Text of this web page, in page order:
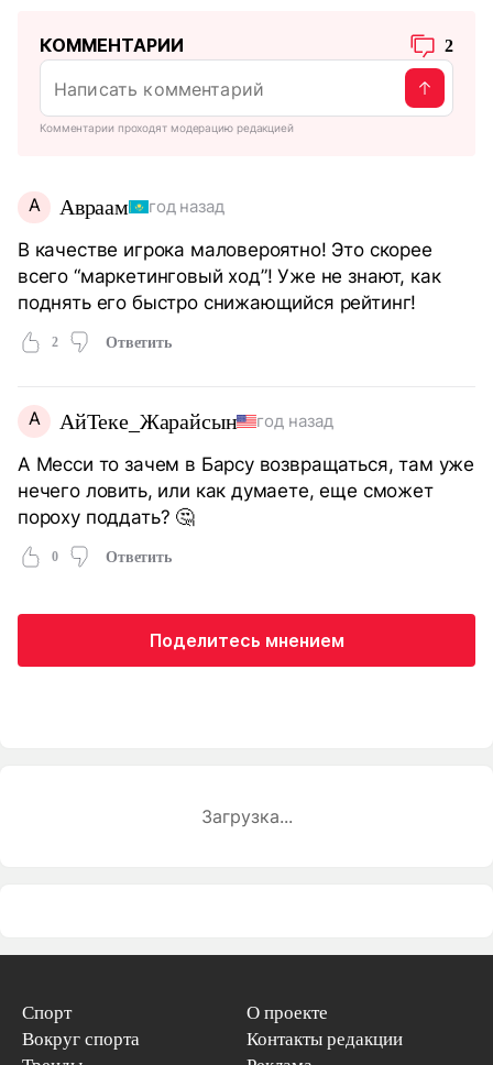
КОММЕНТАРИИ 2
Комментарии проходят модерацию редакцией
А Авраам год назад
В качестве игрока маловероятно! Это скорее
всего “маркетинговый ход”! Уже не знают, как
поднять его быстро снижающийся рейтинг!
2 Ответить
А АйТеке_Жарайсын год назад
А Месси то зачем в Барсу возвращаться, там уже
нечего ловить, или как думаете, еще сможет
пороху поддать? 🤔
0 Ответить
Поделитесь мнением
Загрузка...
Спорт
Вокруг спорта
О проекте
Контакты редакции